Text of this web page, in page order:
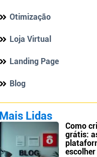
Otimização
Loja Virtual
Landing Page
Blog
Mais Lidas
Como
grátis:
escolher